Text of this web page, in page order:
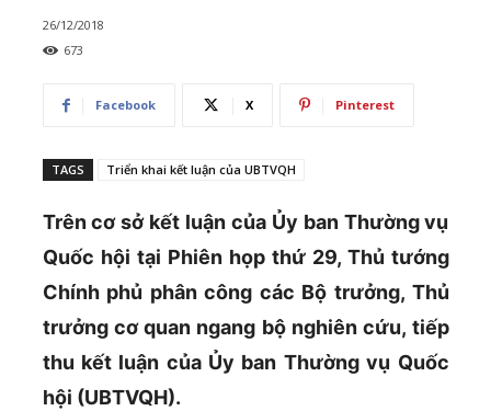
26/12/2018
673
Facebook X Pinterest
TAGS Triển khai kết luận của UBTVQH
Trên cơ sở kết luận của Ủy ban Thường vụ
Quốc hội tại Phiên họp thứ 29, Thủ tướng
Chính phủ phân công các Bộ trưởng, Thủ
trưởng cơ quan ngang bộ nghiên cứu, tiếp
thu kết luận của Ủy ban Thường vụ Quốc
hội (UBTVQH).